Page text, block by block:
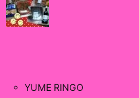
YUME RINGO